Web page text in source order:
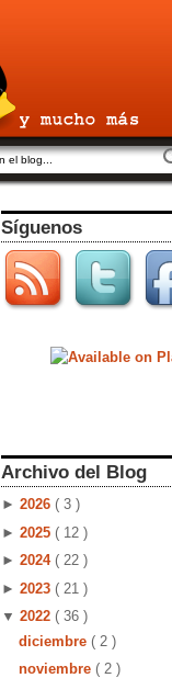
Síguenos
Archivo del Blog
► 2026 ( 3 )
► 2025 ( 12 )
► 2024 ( 22 )
► 2023 ( 21 )
▼ 2022 ( 36 )
diciembre ( 2 )
noviembre ( 2 )